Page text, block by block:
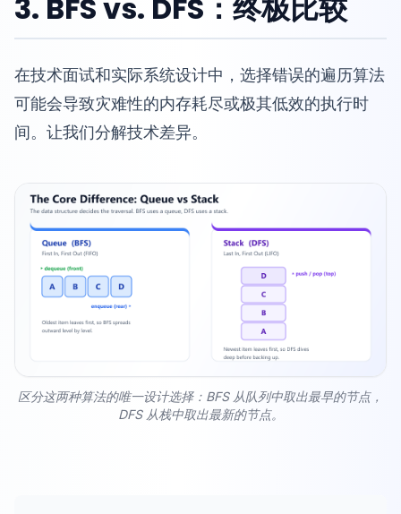
3. BFS vs. DFS：终极比较
在技术面试和实际系统设计中，选择错误的遍历算法
可能会导致灾难性的内存耗尽或极其低效的执行时
间。让我们分解技术差异。
区分这两种算法的唯一设计选择：BFS 从队列中取出最早的节点，
DFS 从栈中取出最新的节点。